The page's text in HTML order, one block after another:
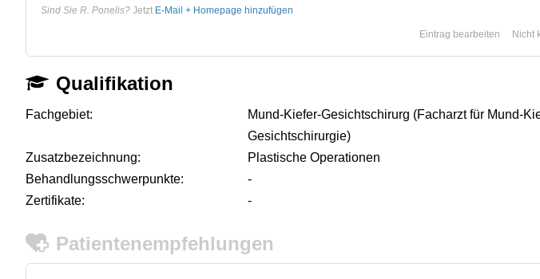
Sind Sie R. Ponelis? Jetzt E-Mail + Homepage hinzufügen
Nicht
Eintrag bearbeiten
Qualifikation
Fachgebiet:
Mund-Kiefer-Gesichtschirurg (Facharzt für Mund-
Gesichtschirurgie)
Zusatzbezeichnung:
Plastische Operationen
Behandlungsschwerpunkte:
-
Zertifikate:
-
Patientenempfehlungen